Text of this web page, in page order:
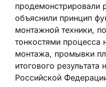
продемонстрировали
объяснили принцип
монтажной техники,
тонкостями процесса
монтажа, промывки
итогового
Российской